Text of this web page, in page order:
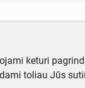
keturi
toliau Jūs